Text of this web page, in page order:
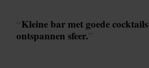
“Kleine bar met goede cocktails
ontspannen sfeer.”